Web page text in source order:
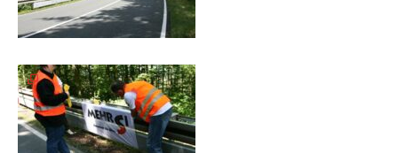
Merchandise
Aktionen
Info/Presse
Unterfahrschutz
Unterfahrschutz